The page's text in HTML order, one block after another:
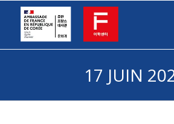
17 JUIN